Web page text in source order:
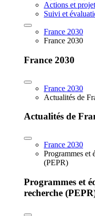
Actions et
Suivi et
France 2030
France 2030
France 2030
France 2030
Actualités de
Actualités de
France 2030
Programmes et
(PEPR)
Programmes et
recherche